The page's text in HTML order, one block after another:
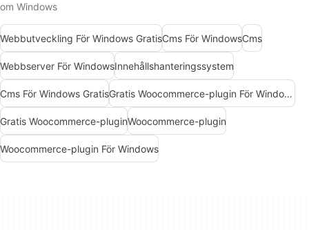
om Windows
Webbutveckling För Windows GratisCms För WindowsCms
Webbserver För WindowsInnehållshanteringssystem
Cms För Windows Gratis Gratis Woocommerce-plugin För Windows
Gratis Woocommerce-pluginWoocommerce-plugin
Woocommerce-plugin För Windows